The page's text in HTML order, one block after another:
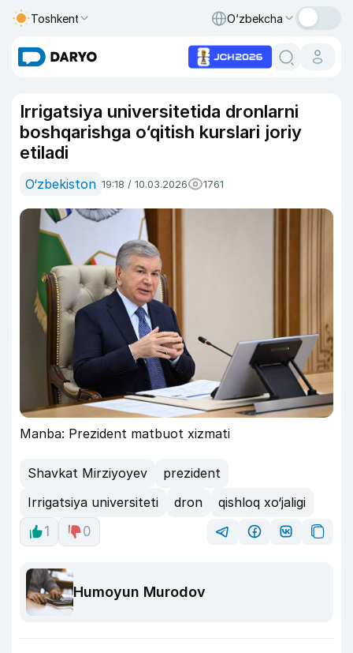
Toshkent O‘zbekcha
Irrigatsiya universitetida dronlarni
boshqarishga o‘qitish kurslari joriy
etiladi
O‘zbekiston 19:18 / 10.03.2026 1761
Manba: Prezident matbuot xizmati
Shavkat Mirziyoyev
prezident
Irrigatsiya universiteti
dron
qishloq xo‘jaligi
1
0
Humoyun Murodov